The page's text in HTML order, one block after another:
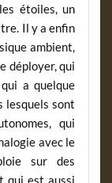
étoiles, un
Il y a enfin
ambient,
déployer, qui
a quelque
lesquels sont
qui
avec le
sur des
qui est aussi